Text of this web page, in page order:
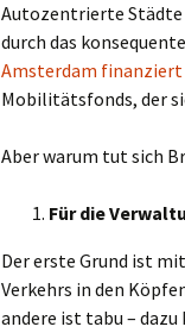
Autozentrierte Städte
durch das
Amsterdam finanziert
Mobilitätsfonds, der
Aber warum tut sich
Für die
Der erste Grund ist
Verkehrs in den
andere ist tabu – dazu